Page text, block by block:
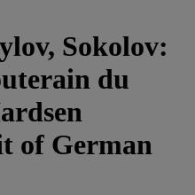
Sokolov:
du
of German